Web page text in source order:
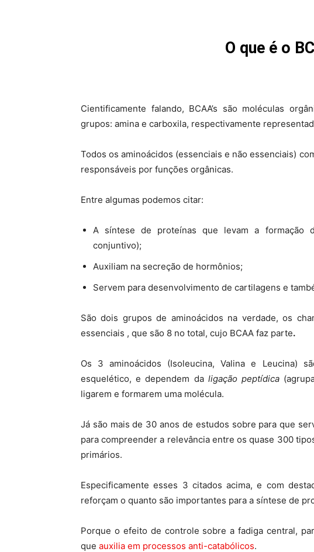
O que é o
Cientificamente falando, BCAA’s são moléculas
grupos: amina e carboxila, respectivamente
Todos os aminoácidos (essenciais e não essenciais)
responsáveis por funções orgânicas.
Entre algumas podemos citar:
A síntese de proteínas que levam a formação
conjuntivo);
Auxiliam na secreção de hormônios;
Servem para desenvolvimento de cartilagens e
São dois grupos de aminoácidos na verdade, os
essenciais , que são 8 no total, cujo BCAA faz parte.
Os 3 aminoácidos (Isoleucina, Valina e Leucina)
esquelético, e dependem da ligação peptídica
ligarem e formarem uma molécula.
Já são mais de 30 anos de estudos sobre para que
para compreender a relevância entre os quase 300
primários.
Especificamente esses 3 citados acima, e com
reforçam o quanto são importantes para a síntese de
Porque o efeito de controle sobre a fadiga central,
que auxilia em processos anti-catabólicos.